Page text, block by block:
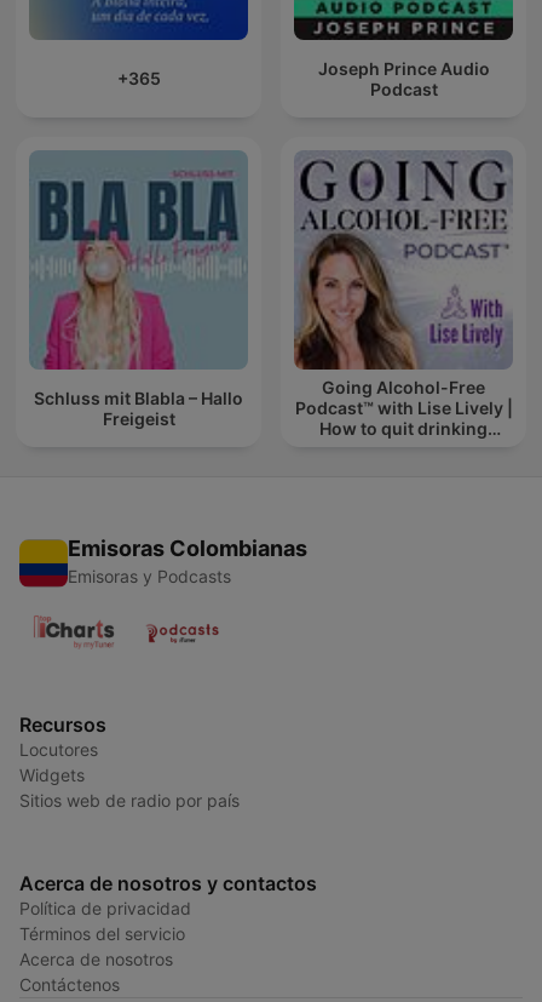
+365
Joseph Prince Audio
Podcast
Schluss mit Blabla – Hallo
Freigeist
Going Alcohol-Free
Podcast™ with Lise Lively |
How to quit drinking
Emisoras Colombianas
Emisoras y Podcasts
Recursos
Locutores
Widgets
Sitios web de radio por país
Acerca de nosotros y contactos
Política de privacidad
Términos del servicio
Acerca de nosotros
Contáctenos